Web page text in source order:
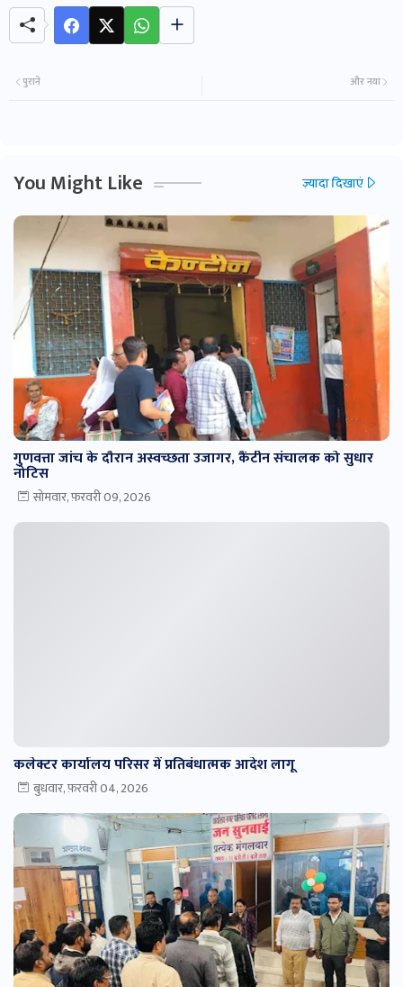
और नया
पुराने
You Might Like ज़्यादा दिखाएं
गुणवत्ता जांच के दौरान अस्वच्छता उजागर, कैंटीन संचालक को सुधार
नोटिस
सोमवार, फ़रवरी 09, 2026
कलेक्टर कार्यालय परिसर में प्रतिबंधात्मक आदेश लागू
बुधवार, फ़रवरी 04, 2026